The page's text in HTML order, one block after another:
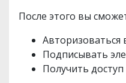
После этого вы
Авторизоваться
Подписывать
Получить